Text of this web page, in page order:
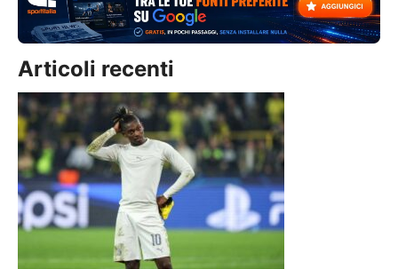
Articoli recenti